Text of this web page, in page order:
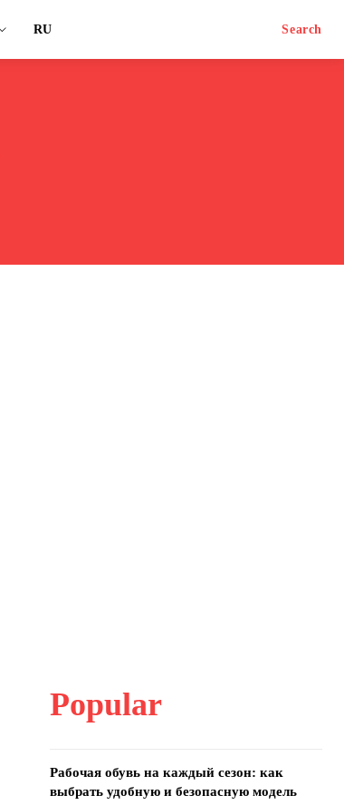
RU Search
Popular
Рабочая обувь на каждый сезон: как
выбрать удобную и безопасную модель